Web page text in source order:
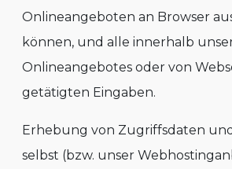
Onlineangeboten an Browser
können, und alle innerhalb
Onlineangebotes oder von
getätigten Eingaben.
Erhebung von Zugriffsdaten
selbst (bzw. unser